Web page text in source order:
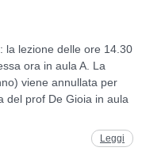
la lezione delle ore 14.30
ora in aula A. La
viene annullata per
del prof De Gioia in aula
Leggi